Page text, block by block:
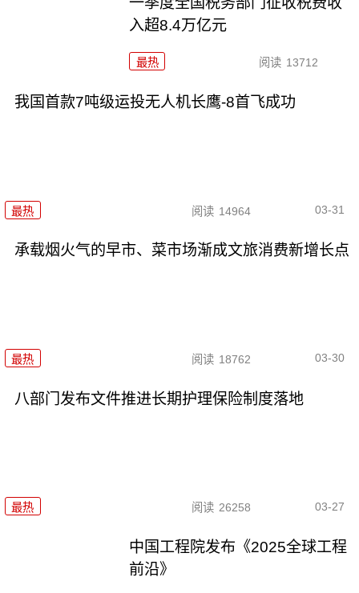
入超8.4万亿元
最热 阅读 13712
我国首款7吨级运投无人机长鹰-8首飞成功
最热 阅读 14964 03-31
承载烟火气的早市、菜市场渐成文旅消费新增长点
最热 阅读 18762 03-30
八部门发布文件推进长期护理保险制度落地
最热 阅读 26258 03-27
中国工程院发布《2025全球工程
前沿》